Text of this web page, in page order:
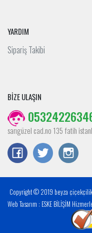
YARDIM
Sipariş Takibi
BİZE ULAŞIN
sarıgüzel cad.no 135 fatih
Copyright © 2019 beyza çiçekçilik
Web Tasarım : ESKE BİLİŞİM